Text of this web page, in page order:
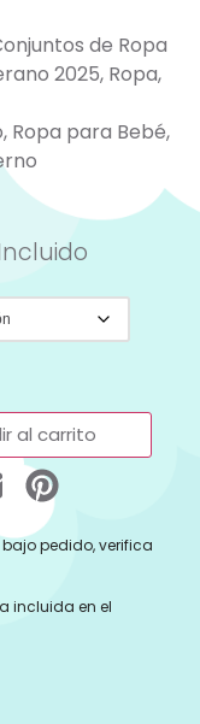
de Ropa
2025, Ropa,
, Ropa para Bebé,
al carrito
pedido, verifica
incluida en el